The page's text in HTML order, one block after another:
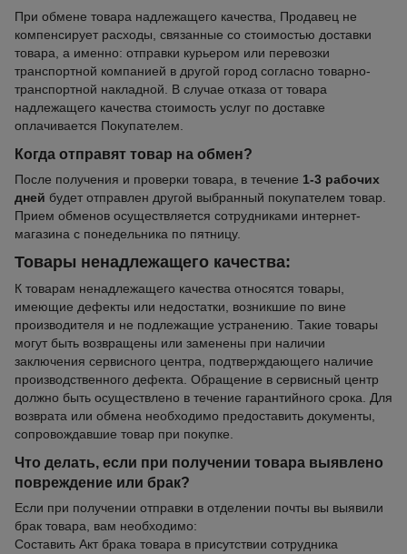
При обмене товара надлежащего качества, Продавец не
компенсирует расходы, связанные со стоимостью доставки
товара, а именно: отправки курьером или перевозки
транспортной компанией в другой город согласно товарно-
транспортной накладной. В случае отказа от товара
надлежащего качества стоимость услуг по доставке
оплачивается Покупателем.
Когда отправят товар на обмен?
После получения и проверки товара, в течение 1-3 рабочих
дней будет отправлен другой выбранный покупателем товар.
Прием обменов осуществляется сотрудниками интернет-
магазина с понедельника по пятницу.
Товары ненадлежащего качества:
К товарам ненадлежащего качества относятся товары,
имеющие дефекты или недостатки, возникшие по вине
производителя и не подлежащие устранению. Такие товары
могут быть возвращены или заменены при наличии
заключения сервисного центра, подтверждающего наличие
производственного дефекта. Обращение в сервисный центр
должно быть осуществлено в течение гарантийного срока. Для
возврата или обмена необходимо предоставить документы,
сопровождавшие товар при покупке.
Что делать, если при получении товара выявлено
повреждение или брак?
Если при получении отправки в отделении почты вы выявили
брак товара, вам необходимо:
Составить Акт брака товара в присутствии сотрудника